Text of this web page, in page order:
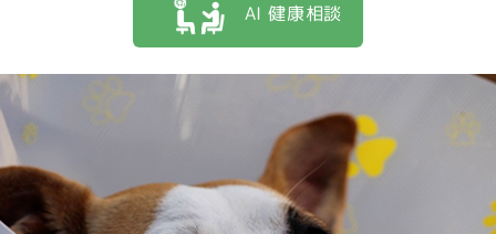
AI 健康相談